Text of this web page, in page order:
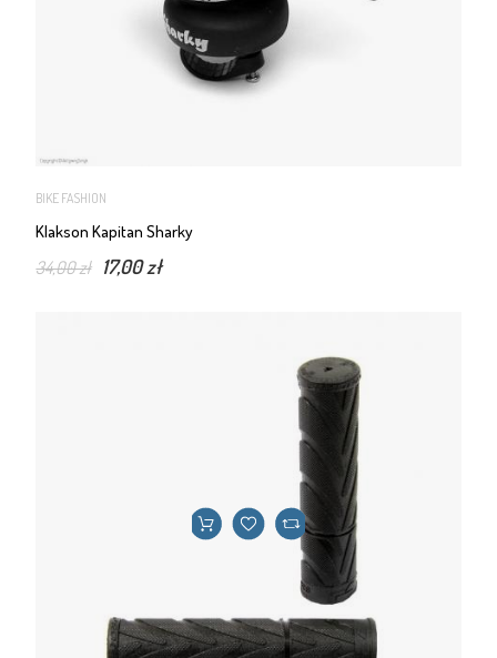
BIKE FASHION
Klakson Kapitan Sharky
34,00 zł 17,00 zł